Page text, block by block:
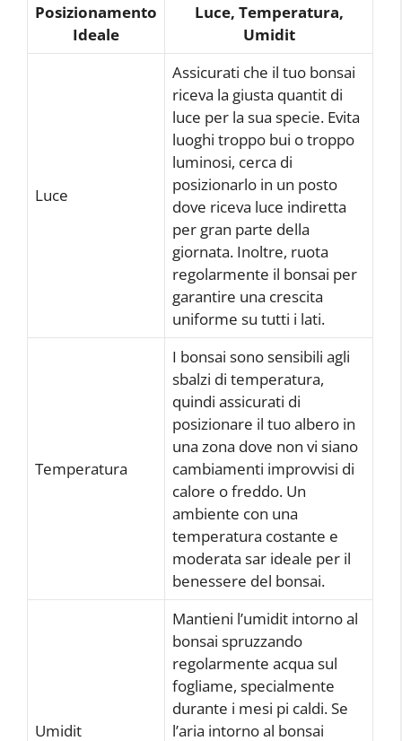
Posizionamento
Ideale
Luce, Temperatura,
Umidit
Luce
Assicurati che il tuo bonsai
riceva la giusta quantit di
luce per la sua specie. Evita
luoghi troppo bui o troppo
luminosi, cerca di
posizionarlo in un posto
dove riceva luce indiretta
per gran parte della
giornata. Inoltre, ruota
regolarmente il bonsai per
garantire una crescita
uniforme su tutti i lati.
Temperatura
I bonsai sono sensibili agli
sbalzi di temperatura,
quindi assicurati di
posizionare il tuo albero in
una zona dove non vi siano
cambiamenti improvvisi di
calore o freddo. Un
ambiente con una
temperatura costante e
moderata sar ideale per il
benessere del bonsai.
Umidit
Mantieni l’umidit intorno al
bonsai spruzzando
regolarmente acqua sul
fogliame, specialmente
durante i mesi pi caldi. Se
l’aria intorno al bonsai